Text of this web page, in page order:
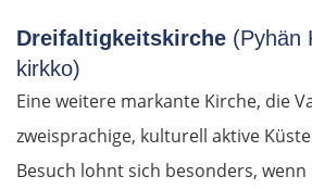
Dreifaltigkeitskirche (Pyhän
kirkko)
Eine weitere markante Kirche, die
zweisprachige, kulturell aktive
Besuch lohnt sich besonders,
Termoli